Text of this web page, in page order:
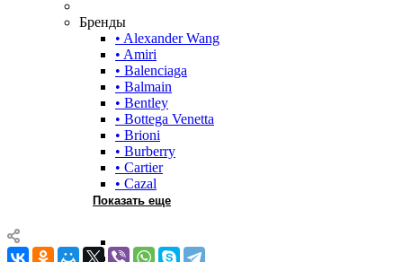
Бренды
• Alexander Wang
• Amiri
• Balenciaga
• Balmain
• Bentley
• Bottega Venetta
• Brioni
• Burberry
• Cartier
• Cazal
Показать еще